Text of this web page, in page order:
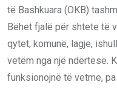
të Bashkuara (OKB)
Bëhet fjalë për shtete të
qytet, komunë, lagje,
vetëm nga një ndërtesë.
funksionojnë të vetme,